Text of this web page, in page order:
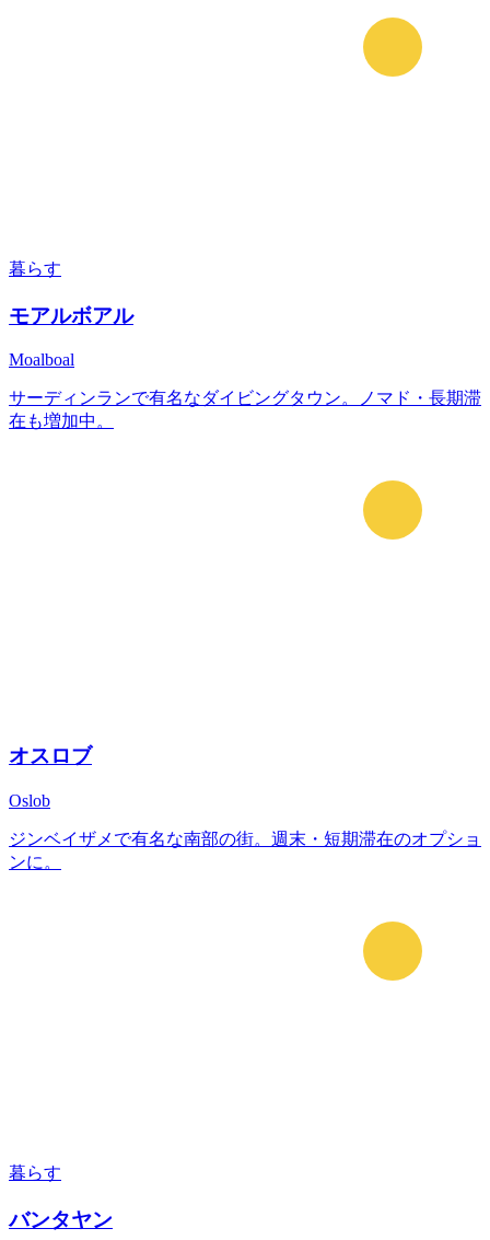
暮らす
モアルボアル
Moalboal
サーディンランで有名なダイビングタウン。ノマド・長期滞
在も増加中。
オスロブ
Oslob
ジンベイザメで有名な南部の街。週末・短期滞在のオプショ
ンに。
暮らす
バンタヤン